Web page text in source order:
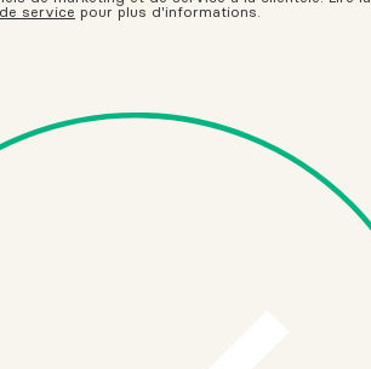
service pour plus d'informations.